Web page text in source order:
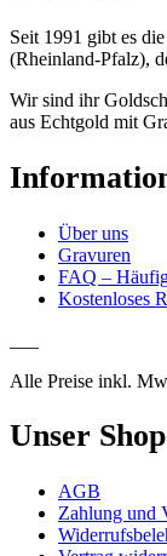
Seit 1991 gibt es
(Rheinland-Pfalz),
Wir sind ihr
aus Echtgold mit
Über uns
Gravuren
FAQ –
Kostenloses
Alle Preise inkl.
Unser Shop
AGB
Zahlung und